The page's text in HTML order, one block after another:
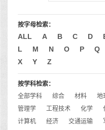
按字母检索：
ALL A B C D
L
M N O P Q
X
Y Z
按学科检索：
全部学科
综合 材料 地
管理学
工程技术 化学
计算机
经济 交通运输